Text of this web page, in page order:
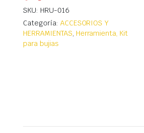
SKU: HRU-016
Categoría: ACCESORIOS Y
HERRAMIENTAS, Herramienta, Kit
para bujias